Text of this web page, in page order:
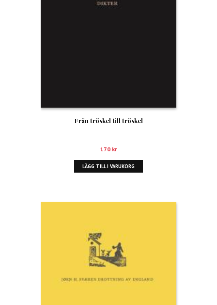
Från tröskel till tröskel
170 kr
LÄGG TILL I VARUKORG